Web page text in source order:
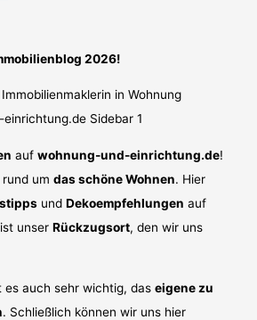
2026!
aufwohnung-und-einrichtung.de!
rund umdas schöne Wohnen. Hier
undDekoempfehlungen auf
ist unserRückzugsort, den wir uns
es auch sehr wichtig, daseigene zu
. Schließlich können wir uns hier